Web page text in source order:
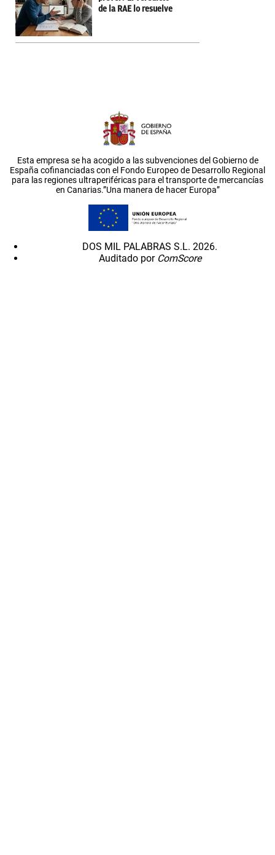
de la RAE lo resuelve
Esta empresa se ha acogido a las subvenciones del Gobierno de
España cofinanciadas con el Fondo Europeo de Desarrollo Regional
para las regiones ultraperiféricas para el transporte de mercancías
en Canarias.”Una manera de hacer Europa”
DOS MIL PALABRAS S.L. 2026.
Auditado por ComScore